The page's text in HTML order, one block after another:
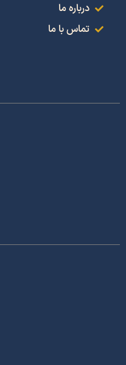
درباره ما
تماس با ما